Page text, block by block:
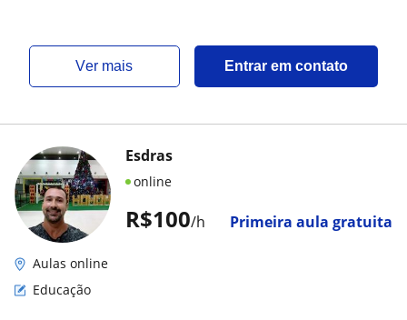
ver mais Entrar em contato
R$100/h Primeira aula gratuita
Esdras
online
Aulas online
Educação